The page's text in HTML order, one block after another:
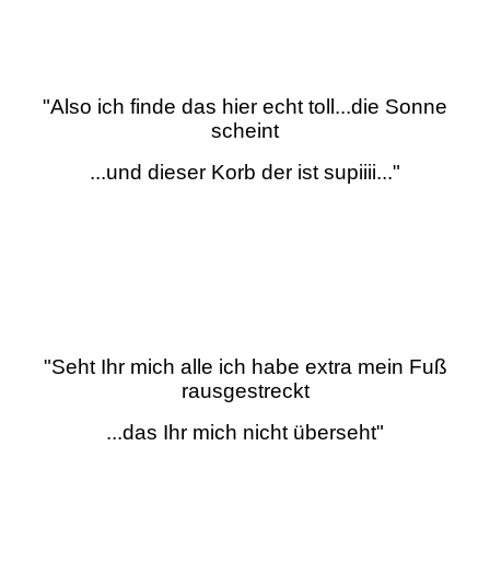
"Also ich finde das hier echt toll...die Sonne
scheint
...und dieser Korb der ist supiiii..."
"Seht Ihr mich alle ich habe extra mein Fuß
rausgestreckt
...das Ihr mich nicht überseht"